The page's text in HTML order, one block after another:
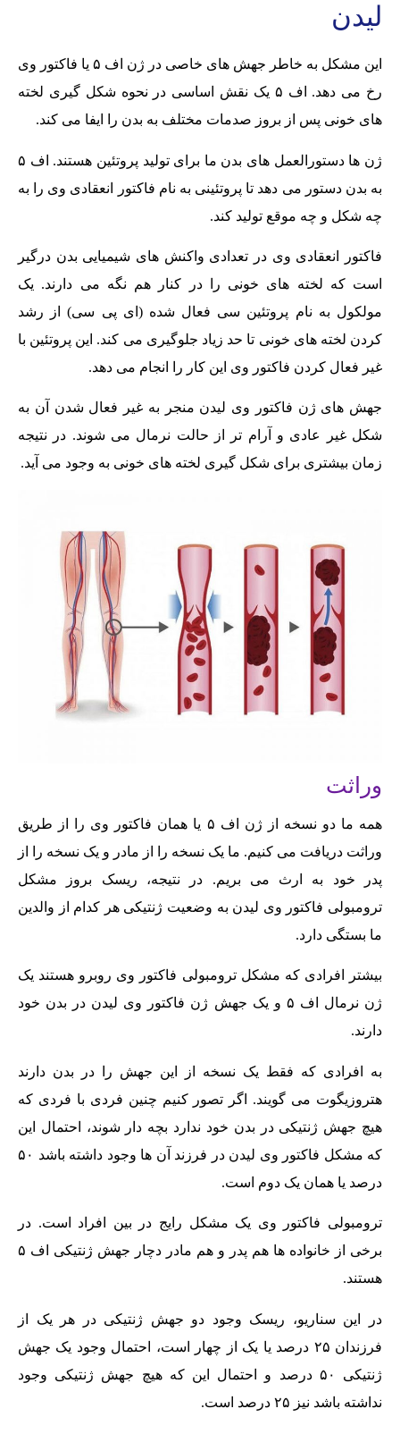
لیدن
این مشکل به خاطر جهش های خاصی در ژن اف ۵ یا فاکتور وی
رخ می دهد. اف ۵ یک نقش اساسی در نحوه شکل گیری لخته
های خونی پس از بروز صدمات مختلف به بدن را ایفا می کند.
ژن ها دستورالعمل های بدن ما برای تولید پروتئین هستند. اف ۵
به بدن دستور می دهد تا پروتئینی به نام فاکتور انعقادی وی را به
چه شکل و چه موقع تولید کند.
فاکتور انعقادی وی در تعدادی واکنش های شیمیایی بدن درگیر
است که لخته های خونی را در کنار هم نگه می دارند. یک
مولکول به نام پروتئین سی فعال شده (ای پی سی) از رشد
کردن لخته های خونی تا حد زیاد جلوگیری می کند. این پروتئین با
غیر فعال کردن فاکتور وی این کار را انجام می دهد.
جهش های ژن فاکتور وی لیدن منجر به غیر فعال شدن آن به
شکل غیر عادی و آرام تر از حالت نرمال می شوند. در نتیجه
زمان بیشتری برای شکل گیری لخته های خونی به وجود می آید.
وراثت
همه ما دو نسخه از ژن اف ۵ یا همان فاکتور وی را از طریق
وراثت دریافت می کنیم. ما یک نسخه را از مادر و یک نسخه را از
پدر خود به ارث می بریم. در نتیجه، ریسک بروز مشکل
ترومبولی فاکتور وی لیدن به وضعیت ژنتیکی هر کدام از والدین
ما بستگی دارد.
بیشتر افرادی که مشکل ترومبولی فاکتور وی روبرو هستند یک
ژن نرمال اف ۵ و یک جهش ژن فاکتور وی لیدن در بدن خود
دارند.
به افرادی که فقط یک نسخه از این جهش را در بدن دارند
هتروزیگوت می گویند. اگر تصور کنیم چنین فردی با فردی که
هیچ جهش ژنتیکی در بدن خود ندارد بچه دار شوند، احتمال این
که مشکل فاکتور وی لیدن در فرزند آن ها وجود داشته باشد ۵۰
درصد یا همان یک دوم است.
ترومبولی فاکتور وی یک مشکل رایج در بین افراد است. در
برخی از خانواده ها هم پدر و هم مادر دچار جهش ژنتیکی اف ۵
هستند.
در این سناریو، ریسک وجود دو جهش ژنتیکی در هر یک از
فرزندان ۲۵ درصد یا یک از چهار است، احتمال وجود یک جهش
ژنتیکی ۵۰ درصد و احتمال این که هیچ جهش ژنتیکی وجود
نداشته باشد نیز ۲۵ درصد است.